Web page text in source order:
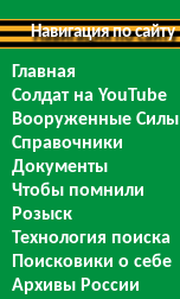
Навигация по сайту
Главная
Солдат на YouTube
Вооруженные Силы
Справочники
Документы
Чтобы помнили
Розыск
Технология поиска
Поисковики о себе
Архивы России